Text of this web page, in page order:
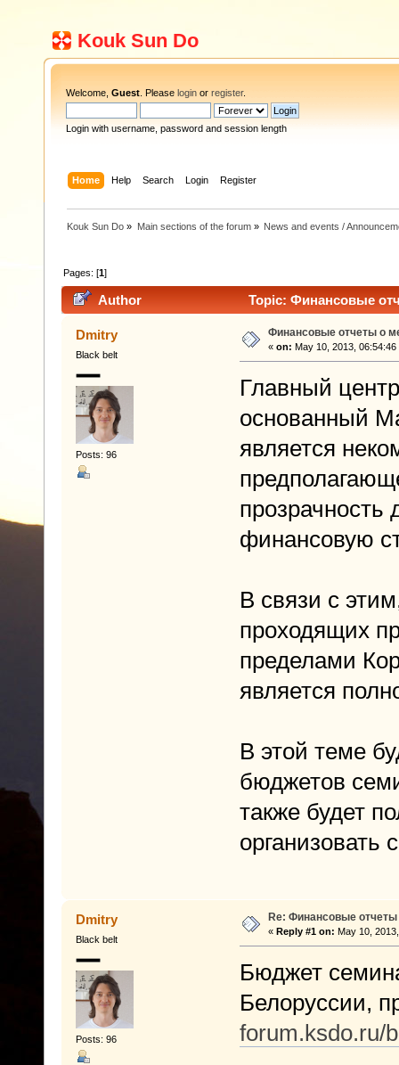
Kouk Sun Do
Welcome, Guest . Please login or register.
Login with username, password and session length
Home Help Search Login Register
Kouk Sun Do » Main sections of the forum» News and events /
Pages: [1]
Author Topic: Финансовые
Dmitry
Black belt
Posts: 96
Финансовые отчеты о
« on: May 10, 2013, 06:54:46
Главный
основанный
является
прозрачность
финансовую
В связи с
проходящих
пределами
является
В этой теме
бюджетов
также будет
организовать
Dmitry
Black belt
Posts: 96
Re: Финансовые
« Reply #1 on: May 10,
Бюджет
Белоруссии,
forum.ksdo.ru/